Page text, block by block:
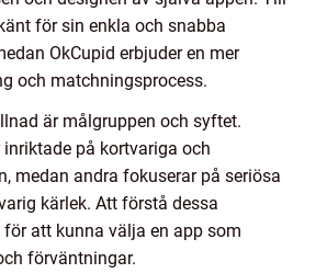
för sin enkla och snabba
OkCupid erbjuder en mer
och matchningsprocess.
är målgruppen och syftet.
på kortvariga och
medan andra fokuserar på seriösa
kärlek. Att förstå dessa
att kunna välja en app som
förväntningar.